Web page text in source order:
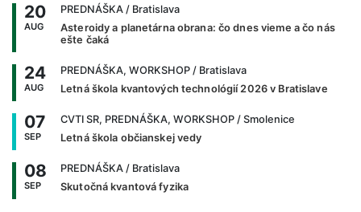
20
AUG
PREDNÁŠKA / Bratislava
Asteroidy a planetárna obrana: čo dnes vieme a čo nás
ešte čaká
24
AUG
PREDNÁŠKA, WORKSHOP / Bratislava
Letná škola kvantových technológií 2026 v Bratislave
07
SEP
CVTI SR, PREDNÁŠKA, WORKSHOP / Smolenice
Letná škola občianskej vedy
08
SEP
PREDNÁŠKA / Bratislava
Skutočná kvantová fyzika